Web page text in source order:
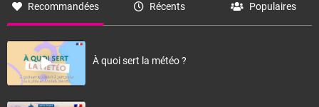
Recommandées Récents Populaires
À quoi sert la météo ?